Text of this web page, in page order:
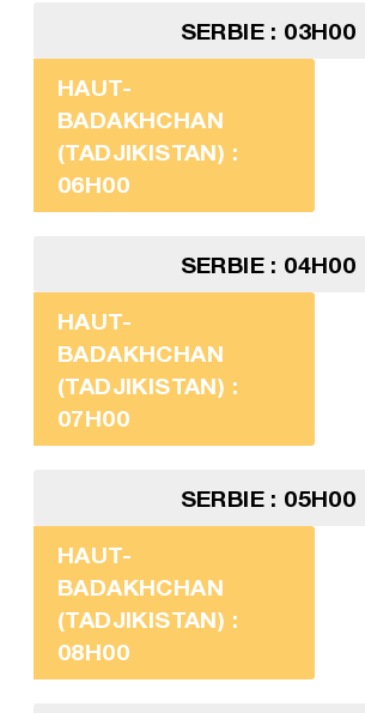
SERBIE : 03H00
HAUT-
BADAKHCHAN
(TADJIKISTAN) :
06H00
SERBIE : 04H00
HAUT-
BADAKHCHAN
(TADJIKISTAN) :
07H00
SERBIE : 05H00
HAUT-
BADAKHCHAN
(TADJIKISTAN) :
08H00